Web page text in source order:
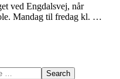
ved Engdalsvej, når
Mandag til fredag kl. …